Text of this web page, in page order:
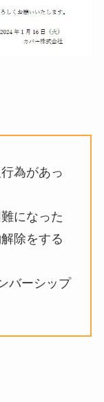
為があっ
になった
除をする
バーシップ